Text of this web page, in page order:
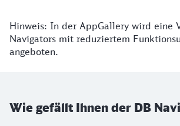
Hinweis: In der AppGallery wird eine
Navigators mit reduziertem
angeboten.
Wie gefällt Ihnen der DB